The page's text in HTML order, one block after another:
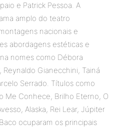
e Patrick Pessoa. A
amplo do teatro
nacionais e
abordagens estéticas e
nomes como Débora
Gianecchini, Tainá
Serrado. Títulos como
Me Conhece, Brilho Eterno, O
Alaska, Rei Lear, Júpiter
ocuparam os principais